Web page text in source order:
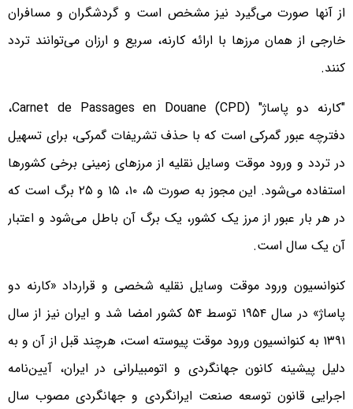
از آنها صورت می‌گیرد نیز مشخص است و گردشگران و مسافران
خارجی از همان مرزها با ارائه کارنه، سریع و ارزان می‌توانند تردد
کنند.
"کارنه دو پاساژ" Carnet de Passages en Douane (CPD)،
دفترچه عبور گمرکی است که با حذف تشریفات گمرکی، برای تسهیل
در تردد و ورود موقت وسایل نقلیه از مرزهای زمینی برخی کشورها
استفاده می‌شود. این مجوز به صورت ۵، ۱۰، ۱۵ و ۲۵ برگ است که
در هر بار عبور از مرز یک کشور، یک برگ آن باطل می‌شود و اعتبار
آن یک سال است.
کنوانسیون ورود موقت وسایل نقلیه شخصی و قرارداد «کارنه دو
پاساژ» در سال ۱۹۵۴ توسط ۵۴ کشور امضا شد و ایران نیز از سال
۱۳۹۱ به کنوانسیون ورود موقت پیوسته است، هرچند قبل از آن و به
دلیل پیشینه کانون جهانگردی و اتومبیلرانی در ایران، آیین‌نامه
اجرایی قانون توسعه صنعت ایرانگردی و جهانگردی مصوب سال